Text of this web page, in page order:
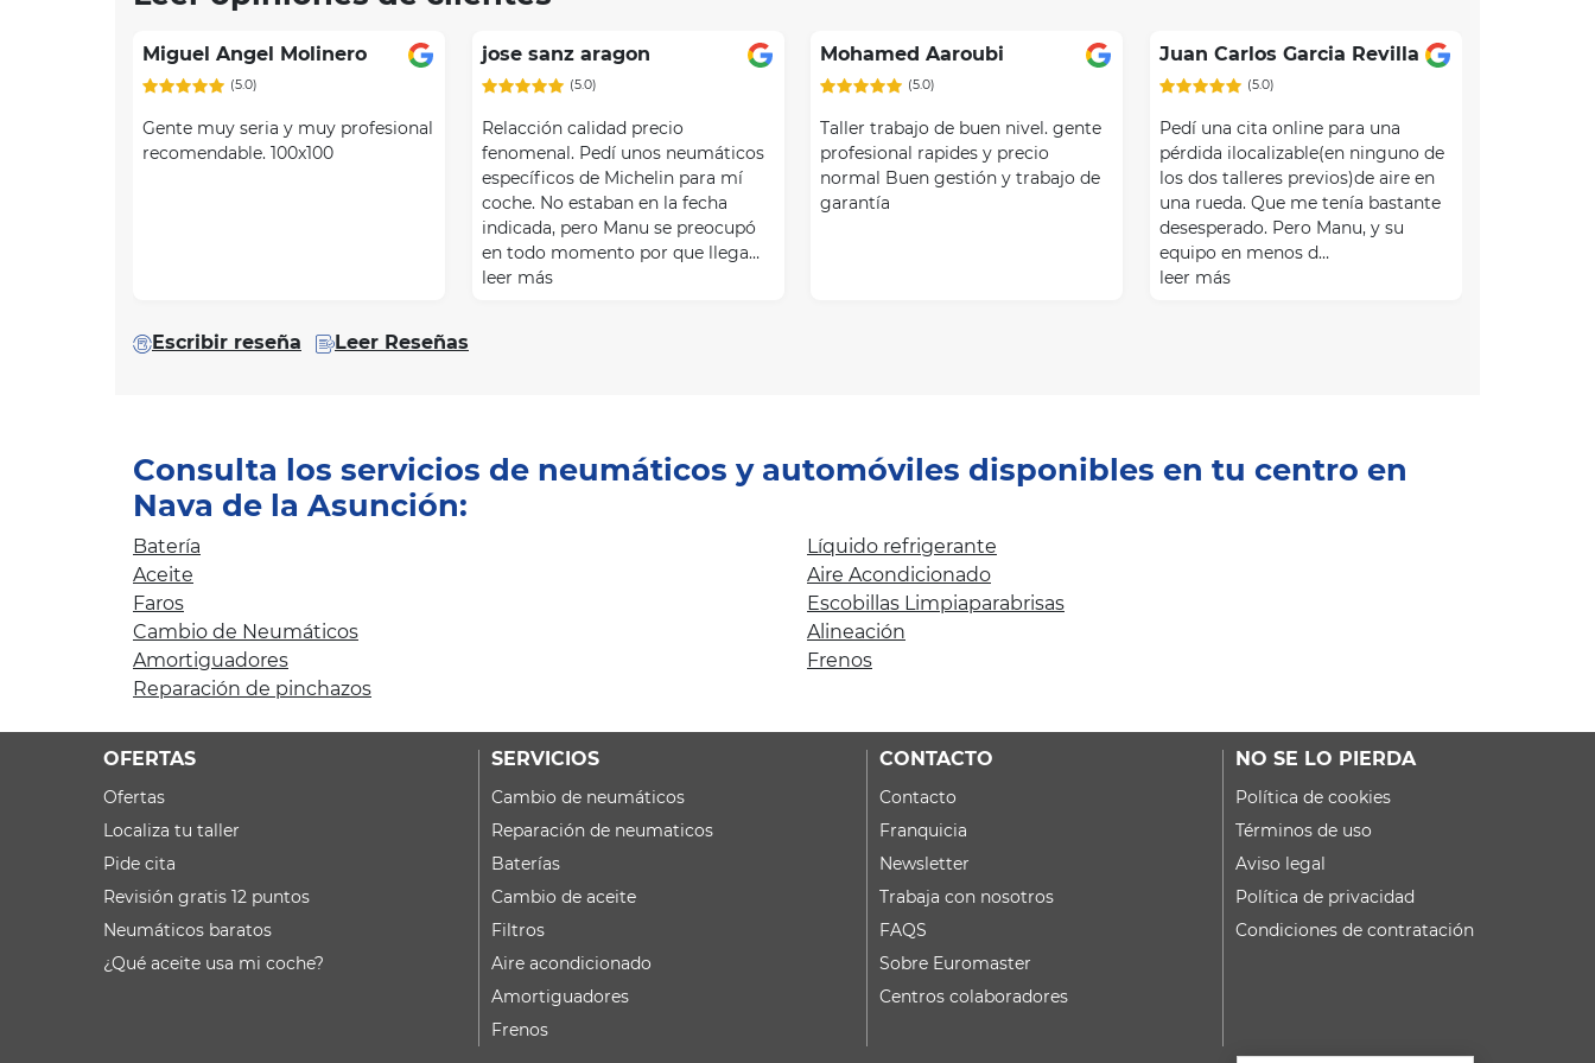
ofMiguel Angel Molinero
(5.0)
Gente muy seria y muy profesional
recomendable. 100x100
jose sanz aragon
(5.0)
Relacción calidad precio
fenomenal. Pedí unos neumáticos
específicos de Michelin para mí
coche. No estaban en la fecha
indicada, pero Manu se preocupó
en todo momento por que llega…
leer más
Mohamed Aaroubi
(5.0)
Taller trabajo de buen nivel. gente
profesional rapides y precio
normal Buen gestión y trabajo de
garantía
Juan Carlos Garcia Revilla
(5.0)
Pedí una cita online para una
pérdida ilocalizable(en ninguno de
los dos talleres previos)de aire en
una rueda. Que me tenía bastante
desesperado. Pero Manu, y su
equipo en menos d…
leer más
Escribir reseña Leer Reseñas
Consulta los servicios de neumáticos y automóviles disponibles en tu centro en
Nava de la Asunción:
Batería
Aceite
Faros
Cambio de Neumáticos
Amortiguadores
Reparación de pinchazos
Líquido refrigerante
Aire Acondicionado
Escobillas Limpiaparabrisas
Alineación
Frenos
OFERTAS
Ofertas
Localiza tu taller
Pide cita
Revisión gratis 12 puntos
Neumáticos baratos
¿Qué aceite usa mi coche?
SERVICIOS
Cambio de neumáticos
Reparación de neumaticos
Baterías
Cambio de aceite
Filtros
Aire acondicionado
Amortiguadores
Frenos
CONTACTO
Contacto
Franquicia
Newsletter
Trabaja con nosotros
FAQS
Sobre Euromaster
Centros colaboradores
NO SE LO PIERDA
Política de cookies
Términos de uso
Aviso legal
Política de privacidad
Condiciones de contratación